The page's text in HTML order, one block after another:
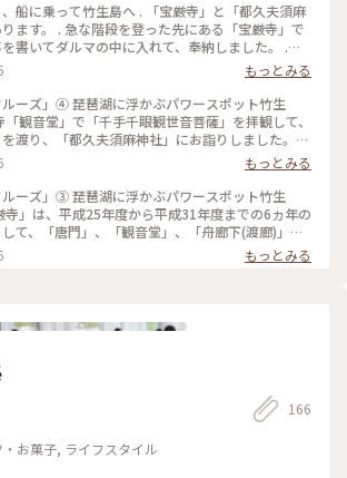
て竹生島へ . 「宝厳寺」と「都久夫須麻
ます。 . 急な階段を登った先にある「宝厳寺」で
書いてダルマの中に入れて、奉納しました。 .
神社」では、かわらけに願いを書いて鳥居に向か
鳥居を通れば願い事が叶うのですが、私は残念な
ら外れてしまいました😂
もっとみる
ルーズ」④ 琵琶湖に浮かぶパワースポット竹生
観音堂」で「千手千眼観世音菩薩」を拝観して、
を渡り、「都久夫須麻神社」にお詣りしました。本
吉が寄進した伏見桃山城の束力使殿を移転したも
なっています。 琵琶湖に突き出した所に竜神拝所
わらけ投げをしました。かわらけ(土器)に名前と願
、湖面に突き出た宮崎鳥居へと投げ、鳥居をくぐ
が成就するというものです。 主人も私もトライ
、思った方向には全く飛ばす、大きくカーブしてし
でも、願い事は叶うと信じています。 帰りの船
琶湖汽船#パワースポット#神様が棲む島#宝厳寺#
らけ投げ#秋さんぽ#私のことりっぷ旅
もっとみる
ルーズ」③ 琵琶湖に浮かぶパワースポット竹生
寺」は、平成25年度から平成31年度までの6ヵ年の
て、「唐門」、「観音堂」、「舟廊下(渡廊)」の
面葺き替え、彩色・漆塗りの塗り直し、及び飾り
ッキ仕上げを主な内容とした修理保存事業を行
の建物として注目されています。建物全体は黒漆
船#パワースポット#神様が棲む島#宝厳寺#西国三
札所#唐門#観音堂#舟廊下#秋さんぽ#私のことり
もっとみる
お菓子, ライフスタイル
166